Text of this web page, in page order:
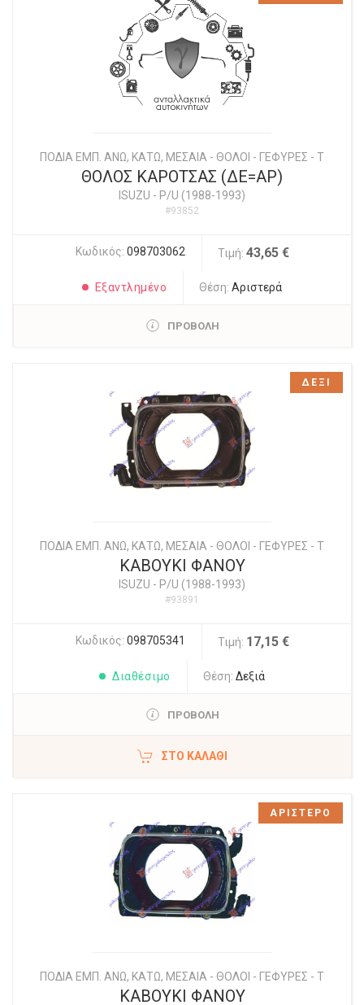
ΠΟΔΙΑ ΕΜΠ. ΑΝΩ, ΚΑΤΩ, ΜΕΣΑΙΑ - ΘΟΛΟΙ - ΓΕΦΥΡΕΣ - Τ
ΘΟΛΟΣ ΚΑΡΟΤΣΑΣ (ΔΕ=ΑΡ)
ISUZU - P/U (1988-1993)
#93852
Κωδικός: 098703062 Τιμή: 43,65 €
Εξαντλημένο Θέση:Αριστερά
ΠΡΟΒΟΛΗ
ΠΟΔΙΑ ΕΜΠ. ΑΝΩ, ΚΑΤΩ, ΜΕΣΑΙΑ - ΘΟΛΟΙ - ΓΕΦΥΡΕΣ - Τ
ΚΑΒΟΥΚΙ ΦΑΝΟΥ
ISUZU - P/U (1988-1993)
#93891
Κωδικός: 098705341 Τιμή: 17,15 €
Διαθέσιμο Θέση: Δεξιά
ΠΡΟΒΟΛΗ
ΣΤΟ ΚΑΛΆΘΙ
ΔΕΞΙ
ΠΟΔΙΑ ΕΜΠ. ΑΝΩ, ΚΑΤΩ, ΜΕΣΑΙΑ - ΘΟΛΟΙ - ΓΕΦΥΡΕΣ - Τ
ΚΑΒΟΥΚΙ ΦΑΝΟΥ
ΑΡΙΣΤΕΡΟ